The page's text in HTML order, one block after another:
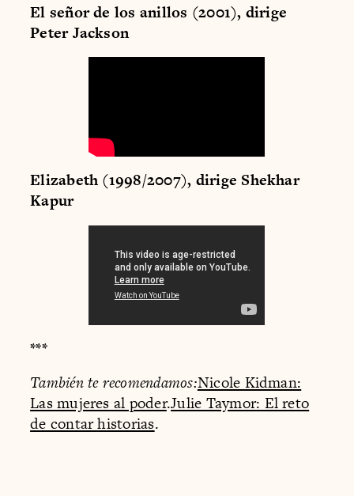
El señor de los anillos (2001), dirige
Peter Jackson
Elizabeth (1998/2007), dirige Shekhar
Kapur
***
También te recomendamos:Nicole Kidman:
Las mujeres al poder.Julie Taymor: El reto
de contar historias.